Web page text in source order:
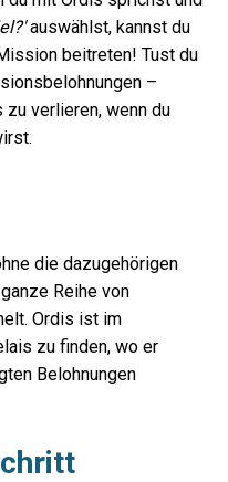
auswählst, kannst du
beitreten! Tust du
–
verlieren, wenn du
die dazugehörigen
Reihe von
Ordis ist im
zu finden, wo er
Belohnungen